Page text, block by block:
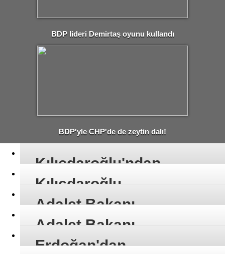
BDP lideri Demirtaş oyunu kullandı
BDP'yle CHP'de de zeytin dalı!
Kılıçdaroğlu'ndan
Başbakana:
Sayıştay Raporları
Neden Gelmedi?
Kılıçdaroğlu
Erdoğan'a Neler
Söyledi NEler
Adalet Bakanı
Ergin: İdamla İlgili
Bir Çalışma Yok
Adalet Bakanı
Ergin: Ana Dilde
Erdoğan'dan